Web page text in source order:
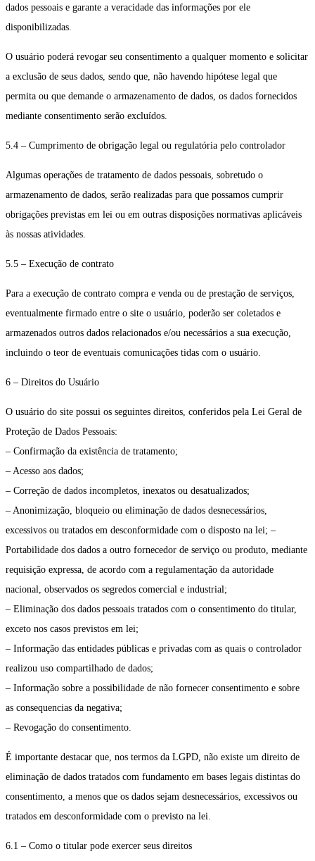
dados pessoais e garante a veracidade das informações por ele
disponibilizadas.
O usuário poderá revogar seu consentimento a qualquer momento e solicitar
a exclusão de seus dados, sendo que, não havendo hipótese legal que
permita ou que demande o armazenamento de dados, os dados fornecidos
mediante consentimento serão excluídos.
5.4 – Cumprimento de obrigação legal ou regulatória pelo controlador
Algumas operações de tratamento de dados pessoais, sobretudo o
armazenamento de dados, serão realizadas para que possamos cumprir
obrigações previstas em lei ou em outras disposições normativas aplicáveis
às nossas atividades.
5.5 – Execução de contrato
Para a execução de contrato compra e venda ou de prestação de serviços,
eventualmente firmado entre o site o usuário, poderão ser coletados e
armazenados outros dados relacionados e/ou necessários a sua execução,
incluindo o teor de eventuais comunicações tidas com o usuário.
6 – Direitos do Usuário
O usuário do site possui os seguintes direitos, conferidos pela Lei Geral de
Proteção de Dados Pessoais:
– Confirmação da existência de tratamento;
– Acesso aos dados;
– Correção de dados incompletos, inexatos ou desatualizados;
– Anonimização, bloqueio ou eliminação de dados desnecessários,
excessivos ou tratados em desconformidade com o disposto na lei; –
Portabilidade dos dados a outro fornecedor de serviço ou produto, mediante
requisição expressa, de acordo com a regulamentação da autoridade
nacional, observados os segredos comercial e industrial;
– Eliminação dos dados pessoais tratados com o consentimento do titular,
exceto nos casos previstos em lei;
– Informação das entidades públicas e privadas com as quais o controlador
realizou uso compartilhado de dados;
– Informação sobre a possibilidade de não fornecer consentimento e sobre
as consequencias da negativa;
– Revogação do consentimento.
É importante destacar que, nos termos da LGPD, não existe um direito de
eliminação de dados tratados com fundamento em bases legais distintas do
consentimento, a menos que os dados sejam desnecessários, excessivos ou
tratados em desconformidade com o previsto na lei.
6.1 – Como o titular pode exercer seus direitos